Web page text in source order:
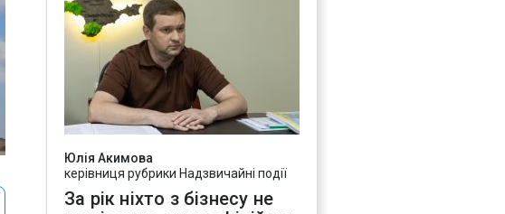
Юлія Акимова
керівниця рубрики Надзвичайні події
За рік ніхто з бізнесу не